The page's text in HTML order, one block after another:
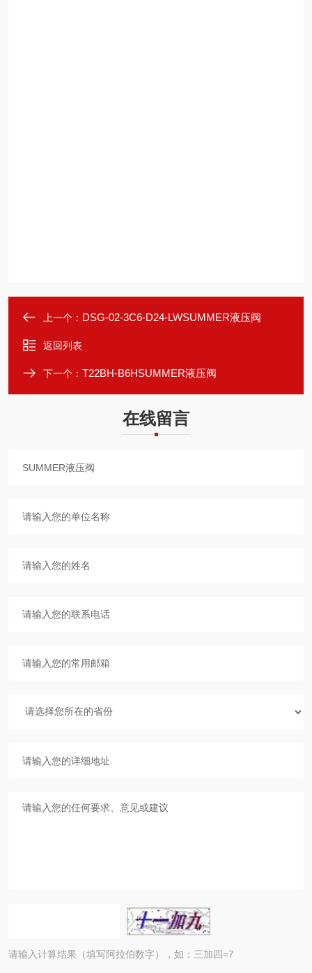
上一个： DSG-02-3C6-D24-LWSUMMER液压阀
返回列表
下一个： T22BH-B6HSUMMER液压阀
在线留言
请输入计算结果（填写阿拉伯数字），如：三加四=7